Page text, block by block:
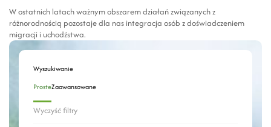
W ostatnich latach ważnym obszarem działań związanych z
różnorodnością pozostaje dla nas integracja osób z doświadczeniem
migracji i uchodźstwa.
Wyszukiwanie
ProsteZaawansowane
Wyczyść filtry